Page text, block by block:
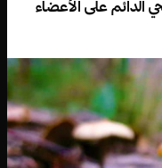
الدائم على الأعضاء